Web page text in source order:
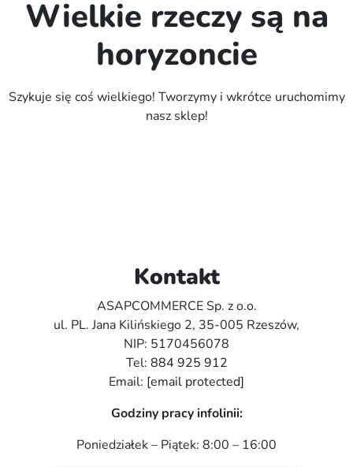
Wielkie rzeczy są na
horyzoncie
Szykuje się coś wielkiego! Tworzymy i wkrótce uruchomimy
nasz sklep!
Kontakt
ASAPCOMMERCE Sp. z o.o.
ul. PL. Jana Kilińskiego 2, 35-005 Rzeszów,
NIP: 5170456078
Tel: 884 925 912
Email: [email protected]
Godziny pracy infolinii:
Poniedziałek – Piątek: 8:00 – 16:00